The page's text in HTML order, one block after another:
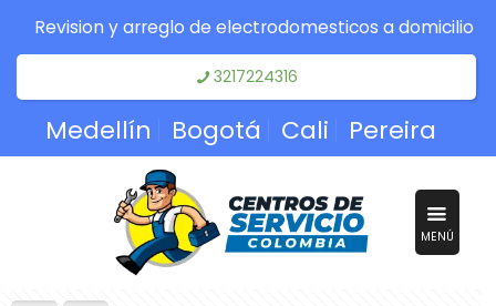
Revision y arreglo de electrodomesticos a domicilio
3217224316
Medellín Bogotá Cali Pereira
MENÚ